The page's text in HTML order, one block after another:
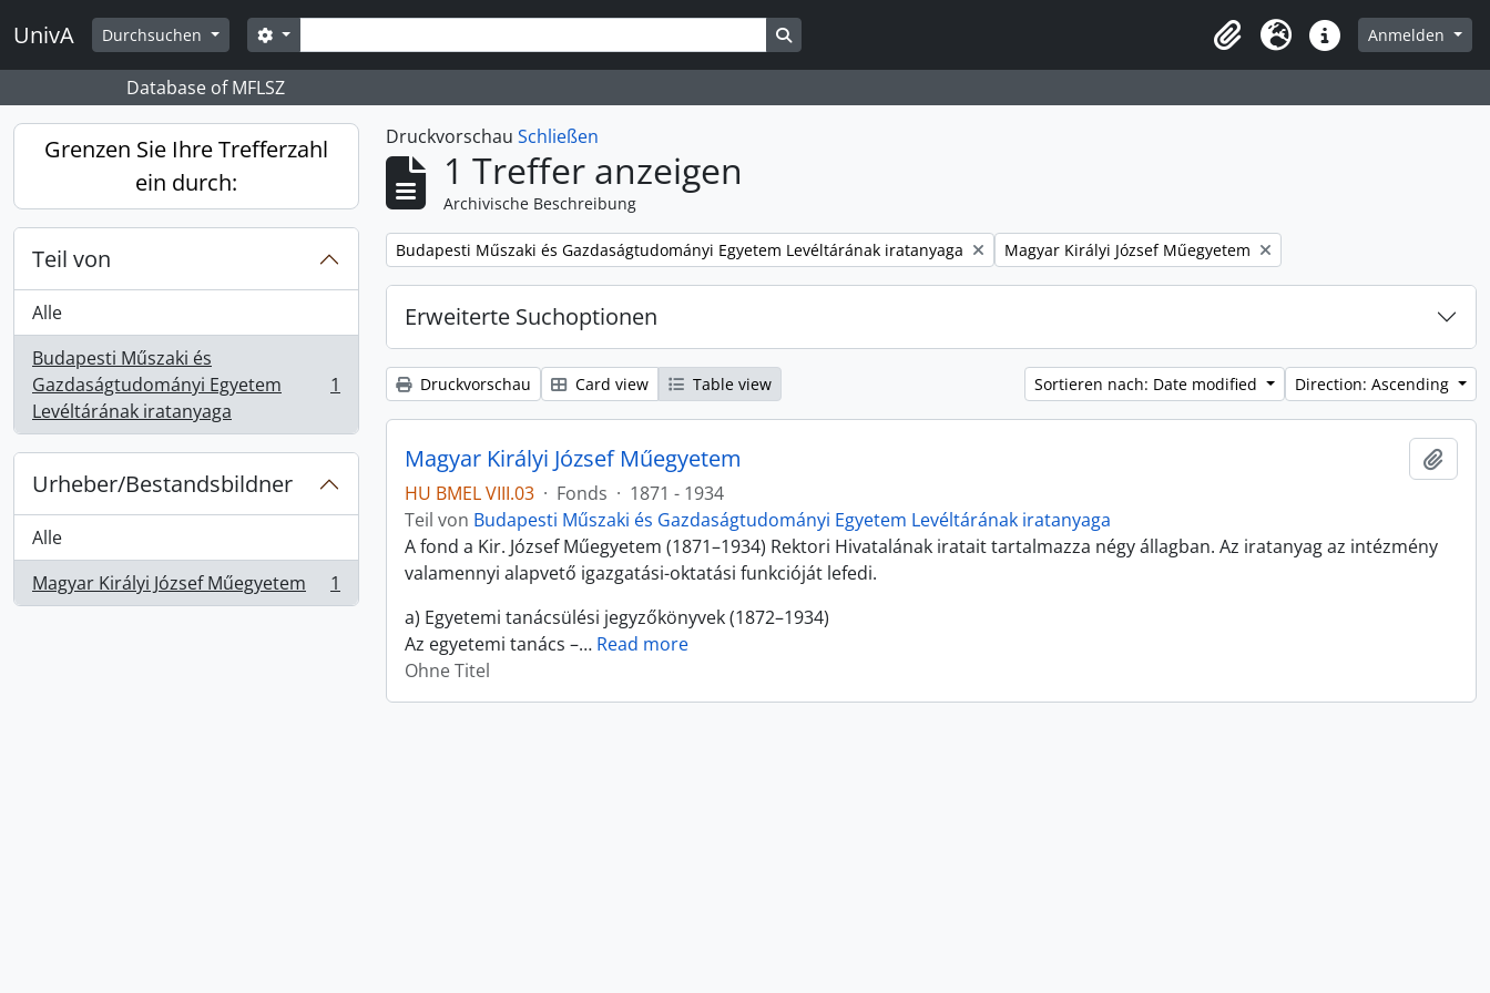
Skip to main content
UnivA Durchsuchen SucheSearch options Search in browse page
Zwischenablage
SpracheDirekter LinkAnmelden
Database of MFLSZ
Grenzen Sie Ihre Trefferzahl
ein durch:
Teil von
Alle
Budapesti Műszaki és
Gazdaságtudományi Egyetem
Levéltárának iratanyaga
, 1 Ergebnisse 1
Urheber/Bestandsbildner
Alle
Magyar Királyi József Műegyetem
, 1 Ergebnisse 1
Druckvorschau Schließen
1 Treffer anzeigen
Archivische Beschreibung
Remove filter:
Budapesti Műszaki és Gazdaságtudományi Egyetem Levéltárának iratanyaga Remove filter:
Magyar Királyi József Műegyetem
Erweiterte Suchoptionen
Druckvorschau Card view Table view Sortieren nach: Date modified Direction: Ascending
Magyar Királyi József Műegyetem
HU BMEL VIII.03 · Fonds · 1871 - 1934
Teil von Budapesti Műszaki és Gazdaságtudományi Egyetem Levéltárának iratanyaga
A fond a Kir. József Műegyetem (1871–1934) Rektori Hivatalának iratait tartalmazza négy állagban. Az iratanyag az intézmény
valamennyi alapvető igazgatási-oktatási funkcióját lefedi.
a) Egyetemi tanácsülési jegyzőkönyvek (1872–1934)
Az egyetemi tanács –… Read more
Ohne Titel